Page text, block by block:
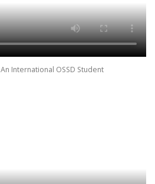
International OSSD Student